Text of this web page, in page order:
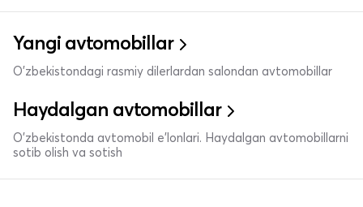
Yangi avtomobillar
O'zbekistondagi rasmiy dilerlardan salondan avtomobillar
Haydalgan avtomobillar
O'zbekistonda avtomobil e’lonlari. Haydalgan avtomobillarni
sotib olish va sotish